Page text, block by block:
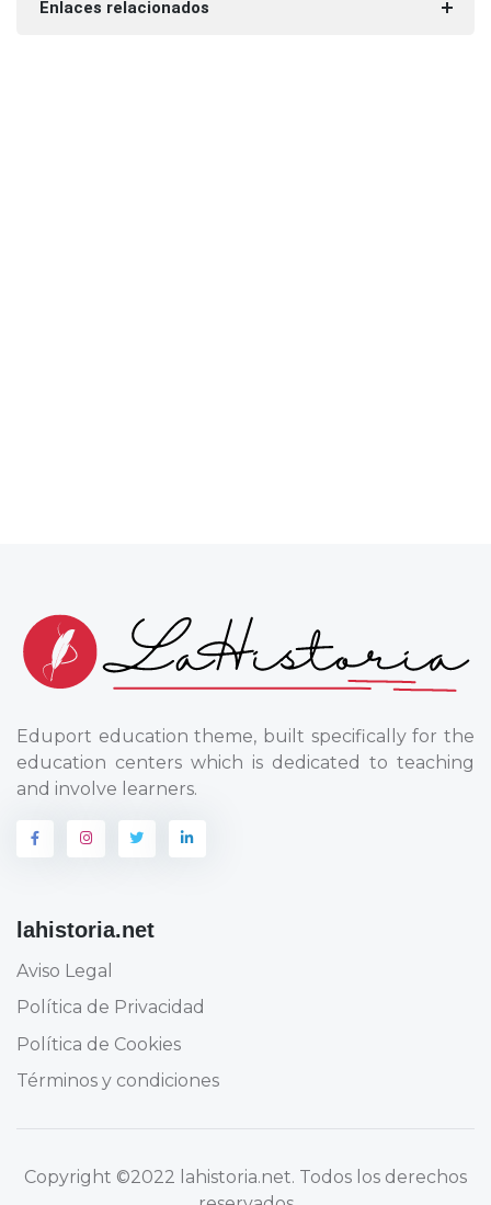
Enlaces relacionados
Eduport education theme, built specifically for the
education centers which is dedicated to teaching
and involve learners.
lahistoria.net
Aviso Legal
Política de Privacidad
Política de Cookies
Términos y condiciones
Copyright ©2022 lahistoria.net. Todos los derechos